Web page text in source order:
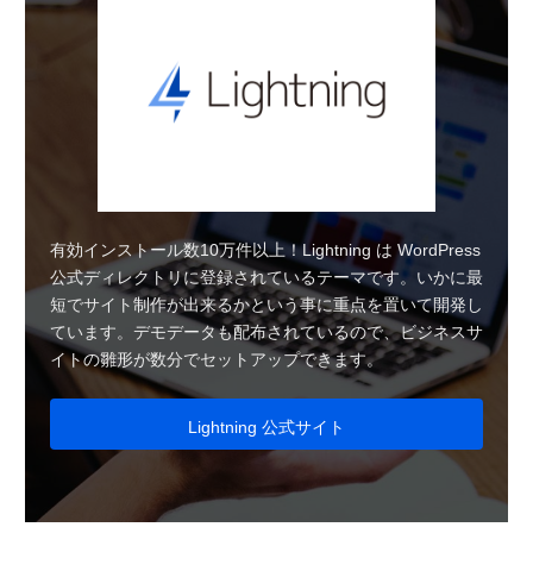
有効インストール数10万件以上！Lightning は WordPress
公式ディレクトリに登録されているテーマです。いかに最
短でサイト制作が出来るかという事に重点を置いて開発し
ています。デモデータも配布されているので、ビジネスサ
イトの雛形が数分でセットアップできます。
Lightning 公式サイト